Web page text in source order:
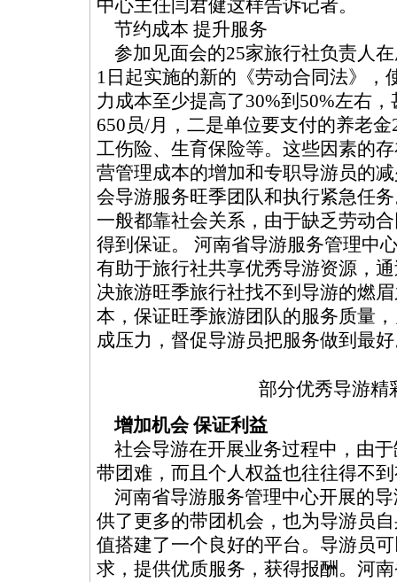
中心主任闫君健这样告诉记者。
节约成本 提升服务
参加见面会的25家旅行社负责人
1日起实施的新的《劳动合同法》，
力成本至少提高了30%到50%左右
650员/月，二是单位要支付的养老
工伤险、生育保险等。这些因素的
营管理成本的增加和专职导游员的
会导游服务旺季团队和执行紧急任
一般都靠社会关系，由于缺乏劳动
得到保证。 河南省导游服务管理中
有助于旅行社共享优秀导游资源，
决旅游旺季旅行社找不到导游的燃
本，保证旺季旅游团队的服务质量
成压力，督促导游员把服务做到最
部分优秀导游精
增加机会 保证利益
社会导游在开展业务过程中，由
带团难，而且个人权益也往往得不
河南省导游服务管理中心开展的
供了更多的带团机会，也为导游员
值搭建了一个良好的平台。导游员
求，提供优质服务，获得报酬。河